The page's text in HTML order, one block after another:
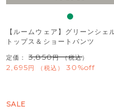
【ルームウェア】グリーンシェ
トップス＆ショートパンツ
定価： 3,850 （税込）
2,695 税込 30%off
SALE